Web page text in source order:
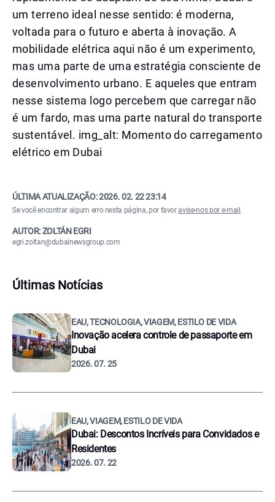
um terreno ideal nesse sentido: é moderna,
voltada para o futuro e aberta à inovação. A
mobilidade elétrica aqui não é um experimento,
mas uma parte de uma estratégia consciente de
desenvolvimento urbano. E aqueles que entram
nesse sistema logo percebem que carregar não
é um fardo, mas uma parte natural do transporte
sustentável. img_alt: Momento do carregamento
elétrico em Dubai
ÚLTIMA ATUALIZAÇÃO:2026. 02. 22 23:14
Se você encontrar algum erro nesta página, por favoravise-nos por e-mail .
AUTOR: ZOLTÁN EGRI
egri.zoltan@dubainewsgroup.com
Últimas Notícias
EAU, TECNOLOGIA, VIAGEM, ESTILO DE VIDA
Inovação acelera controle de passaporte em
Dubai
2026. 07. 25
EAU, VIAGEM, ESTILO DE VIDA
Dubai: Descontos Incríveis para Convidados e
Residentes
2026. 07. 22